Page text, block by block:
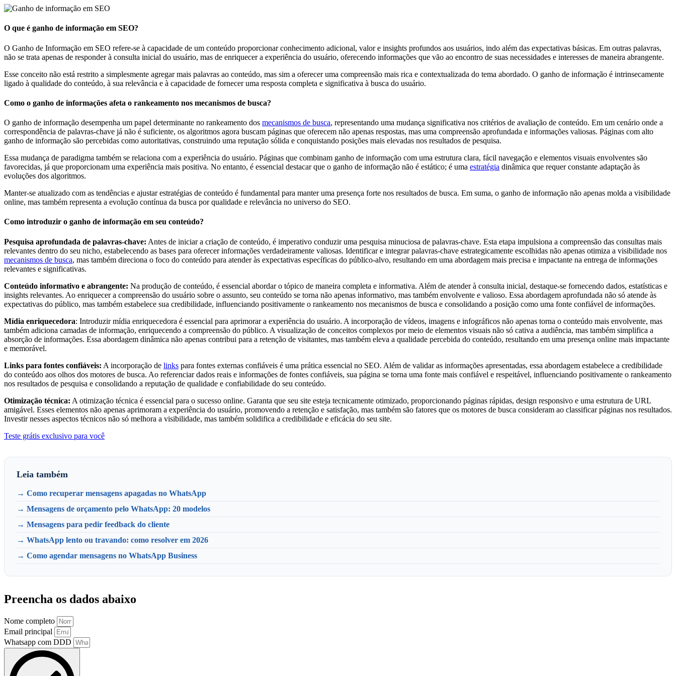
Ganho
de
informação
em
SEO:
por
que
é
importante?
O que é ganho de informação em SEO?
O Ganho de Informação em SEO refere-se à capacidade de um conteúdo proporcionar conhecimento adicional, valor e insights profundos aos usuários, indo além das expectativas básicas. Em outras palavras,
não se trata apenas de responder à consulta inicial do usuário, mas de enriquecer a experiência do usuário, oferecendo informações que vão ao encontro de suas necessidades e interesses de maneira abrangente.
Esse conceito não está restrito a simplesmente agregar mais palavras ao conteúdo, mas sim a oferecer uma compreensão mais rica e contextualizada do tema abordado. O ganho de informação é intrinsecamente
ligado à qualidade do conteúdo, à sua relevância e à capacidade de fornecer uma resposta completa e significativa à busca do usuário.
Como o ganho de informações afeta o rankeamento nos mecanismos de busca?
O ganho de informação desempenha um papel determinante no rankeamento dos mecanismos de busca, representando uma mudança significativa nos critérios de avaliação de conteúdo. Em um cenário onde a
correspondência de palavras-chave já não é suficiente, os algoritmos agora buscam páginas que oferecem não apenas respostas, mas uma compreensão aprofundada e informações valiosas. Páginas com alto
ganho de informação são percebidas como autoritativas, construindo uma reputação sólida e conquistando posições mais elevadas nos resultados de pesquisa.
Essa mudança de paradigma também se relaciona com a experiência do usuário. Páginas que combinam ganho de informação com uma estrutura clara, fácil navegação e elementos visuais envolventes são
favorecidas, já que proporcionam uma experiência mais positiva. No entanto, é essencial destacar que o ganho de informação não é estático; é uma estratégia dinâmica que requer constante adaptação às
evoluções dos algoritmos.
Manter-se atualizado com as tendências e ajustar estratégias de conteúdo é fundamental para manter uma presença forte nos resultados de busca. Em suma, o ganho de informação não apenas molda a visibilidade
online, mas também representa a evolução contínua da busca por qualidade e relevância no universo do SEO.
Como introduzir o ganho de informação em seu conteúdo?
Pesquisa aprofundada de palavras-chave: Antes de iniciar a criação de conteúdo, é imperativo conduzir uma pesquisa minuciosa de palavras-chave. Esta etapa impulsiona a compreensão das consultas mais
relevantes dentro do seu nicho, estabelecendo as bases para oferecer informações verdadeiramente valiosas. Identificar e integrar palavras-chave estrategicamente escolhidas não apenas otimiza a visibilidade nos
mecanismos de busca, mas também direciona o foco do conteúdo para atender às expectativas específicas do público-alvo, resultando em uma abordagem mais precisa e impactante na entrega de informações
relevantes e significativas.
Conteúdo informativo e abrangente: Na produção de conteúdo, é essencial abordar o tópico de maneira completa e informativa. Além de atender à consulta inicial, destaque-se fornecendo dados, estatísticas e
insights relevantes. Ao enriquecer a compreensão do usuário sobre o assunto, seu conteúdo se torna não apenas informativo, mas também envolvente e valioso. Essa abordagem aprofundada não só atende às
expectativas do público, mas também estabelece sua credibilidade, influenciando positivamente o rankeamento nos mecanismos de busca e consolidando a posição como uma fonte confiável de informações.
Mídia enriquecedora: Introduzir mídia enriquecedora é essencial para aprimorar a experiência do usuário. A incorporação de vídeos, imagens e infográficos não apenas torna o conteúdo mais envolvente, mas
também adiciona camadas de informação, enriquecendo a compreensão do público. A visualização de conceitos complexos por meio de elementos visuais não só cativa a audiência, mas também simplifica a
absorção de informações. Essa abordagem dinâmica não apenas contribui para a retenção de visitantes, mas também eleva a qualidade percebida do conteúdo, resultando em uma presença online mais impactante
e memorável.
Links para fontes confiáveis: A incorporação de links para fontes externas confiáveis é uma prática essencial no SEO. Além de validar as informações apresentadas, essa abordagem estabelece a credibilidade
do conteúdo aos olhos dos motores de busca. Ao referenciar dados reais e informações de fontes confiáveis, sua página se torna uma fonte mais confiável e respeitável, influenciando positivamente o rankeamento
nos resultados de pesquisa e consolidando a reputação de qualidade e confiabilidade do seu conteúdo.
Otimização técnica: A otimização técnica é essencial para o sucesso online. Garanta que seu site esteja tecnicamente otimizado, proporcionando páginas rápidas, design responsivo e uma estrutura de URL
amigável. Esses elementos não apenas aprimoram a experiência do usuário, promovendo a retenção e satisfação, mas também são fatores que os motores de busca consideram ao classificar páginas nos resultados.
Investir nesses aspectos técnicos não só melhora a visibilidade, mas também solidifica a credibilidade e eficácia do seu site.
Teste grátis exclusivo para você
Leia também
→ Como recuperar mensagens apagadas no WhatsApp
→ Mensagens de orçamento pelo WhatsApp: 20 modelos
→ Mensagens para pedir feedback do cliente
→ WhatsApp lento ou travando: como resolver em 2026
→ Como agendar mensagens no WhatsApp Business
Preencha os dados abaixo
Nome completo
Email principal
Whatsapp com DDD